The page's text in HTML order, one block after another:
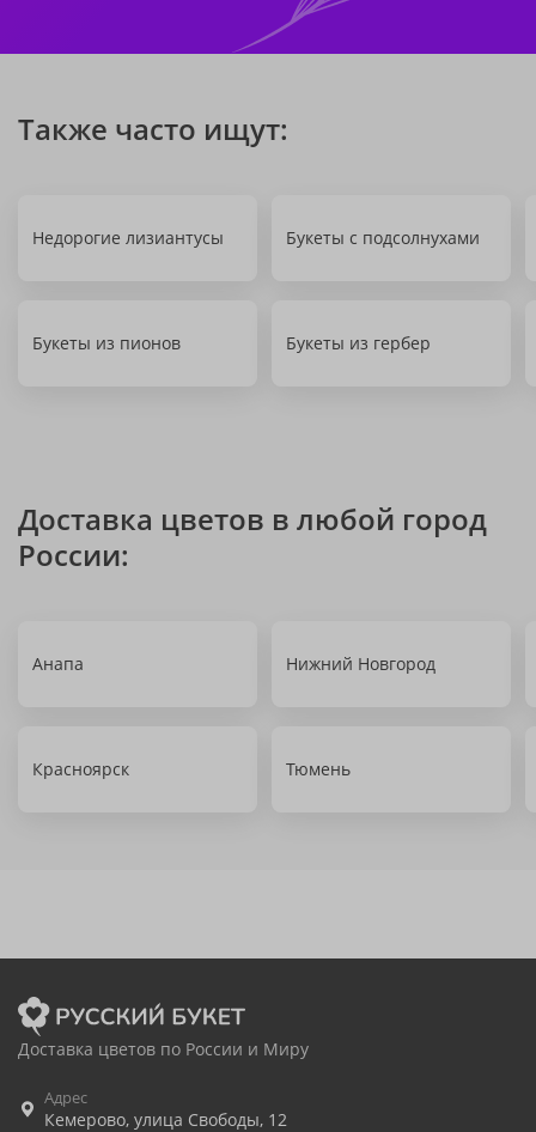
Также часто ищут:
Недорогие лизиантусы Букеты с подсолнухами
Букеты из пионов Букеты из гербер
Доставка цветов в любой город
России:
Анапа Нижний Новгород
Красноярск Тюмень
Доставка цветов по России и Миру
Адрес
Кемерово, улица Свободы, 12